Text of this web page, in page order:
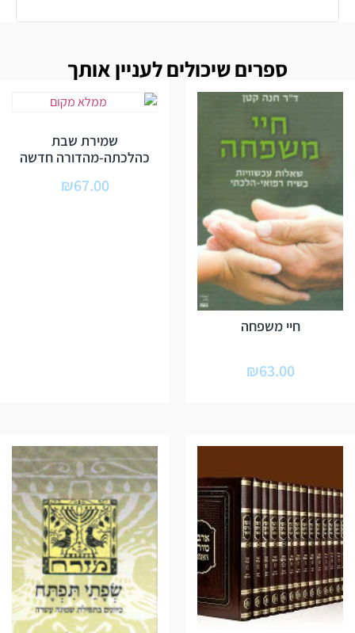
ספרים שיכולים לעניין אותך
חיי משפחה
₪63.00
שמירת שבת
כהלכתה-מהדורה חדשה
₪67.00